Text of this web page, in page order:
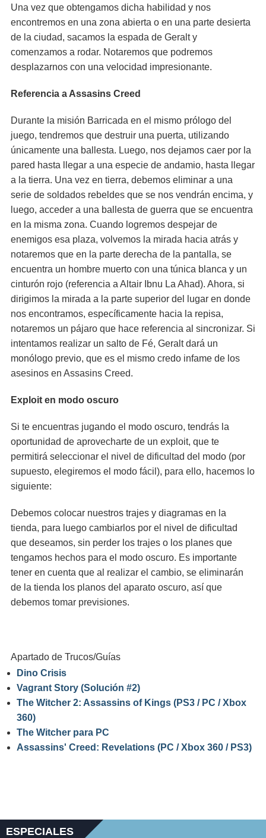
Una vez que obtengamos dicha habilidad y nos
encontremos en una zona abierta o en una parte desierta
de la ciudad, sacamos la espada de Geralt y
comenzamos a rodar. Notaremos que podremos
desplazarnos con una velocidad impresionante.
Referencia a Assasins Creed
Durante la misión Barricada en el mismo prólogo del
juego, tendremos que destruir una puerta, utilizando
únicamente una ballesta. Luego, nos dejamos caer por la
pared hasta llegar a una especie de andamio, hasta llegar
a la tierra. Una vez en tierra, debemos eliminar a una
serie de soldados rebeldes que se nos vendrán encima, y
luego, acceder a una ballesta de guerra que se encuentra
en la misma zona. Cuando logremos despejar de
enemigos esa plaza, volvemos la mirada hacia atrás y
notaremos que en la parte derecha de la pantalla, se
encuentra un hombre muerto con una túnica blanca y un
cinturón rojo (referencia a Altair Ibnu La Ahad). Ahora, si
dirigimos la mirada a la parte superior del lugar en donde
nos encontramos, específicamente hacia la repisa,
notaremos un pájaro que hace referencia al sincronizar. Si
intentamos realizar un salto de Fé, Geralt dará un
monólogo previo, que es el mismo credo infame de los
asesinos en Assasins Creed.
Exploit en modo oscuro
Si te encuentras jugando el modo oscuro, tendrás la
oportunidad de aprovecharte de un exploit, que te
permitirá seleccionar el nivel de dificultad del modo (por
supuesto, elegiremos el modo fácil), para ello, hacemos lo
siguiente:
Debemos colocar nuestros trajes y diagramas en la
tienda, para luego cambiarlos por el nivel de dificultad
que deseamos, sin perder los trajes o los planes que
tengamos hechos para el modo oscuro. Es importante
tener en cuenta que al realizar el cambio, se eliminarán
de la tienda los planos del aparato oscuro, así que
debemos tomar previsiones.
Apartado de Trucos/Guías
Dino Crisis
Vagrant Story (Solución #2)
The Witcher 2: Assassins of Kings (PS3 / PC / Xbox
360)
The Witcher para PC
Assassins' Creed: Revelations (PC / Xbox 360 / PS3)
ESPECIALES